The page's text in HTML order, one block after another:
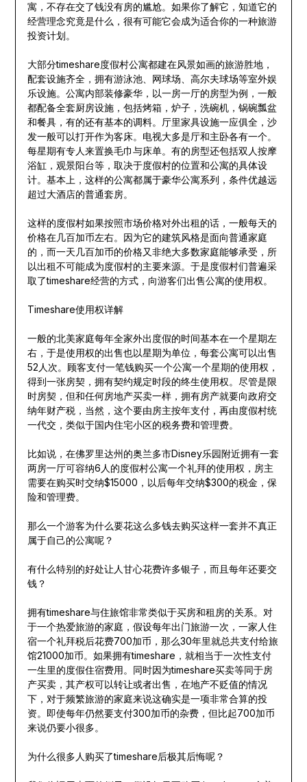
寓，不存在交了钱没有房的尴尬。如果你了解它，知道它的
经营理念究竟是什么，很有可能它会成为适合你的一种旅游
投资计划。
大部分timeshare度假村公寓都建在风景如画的旅游胜地，
配套设施齐全，拥有游泳池、网球场、高尔夫球场等室外娱
乐设施。公寓内部装修豪华，以一房一厅的房型为例，一般
都配备全套厨房设施，包括烤箱，炉子，洗碗机，锅碗瓢盆
和餐具，有的还有基本的调料。厅里家具设施一应俱全，沙
发一般可以打开作为客床。电视大多是厅和主卧各有一个。
每星期有专人来置换毛巾与床单。有的房型还包括双人按摩
浴缸，观景阳台等，取决于度假村的位置和公寓的具体设
计。基本上，这样的公寓都属于豪华公寓系列，条件优越远
超过大酒店的普通套房。
这样的度假村如果按照市场价格对外出租的话，一般每天的
价格在几百加币左右。因为它的建筑风格是面向普通家庭
的，而一天几百加币的价格又非绝大多数家庭能够承受，所
以出租不可能成为度假村的主要来源。于是度假村们普遍采
取了timeshare经营的方式，向游客们出售公寓的使用权。
Timeshare使用权详解
一般的北美家庭每年全家外出度假的时间基本在一个星期左
右，于是使用权的出售也以星期为单位，每套公寓可以出售
52人次。顾客支付一笔钱购买一个公寓一个星期的使用权，
得到一张房契，拥有契约规定时段的终生使用权。尽管是限
时房契，但和任何房地产买卖一样，拥有房产就要向政府交
纳年财产税，当然，这个要由房主按年支付，再由度假村统
一代交，类似于国内住宅小区的税务费和管理费。
比如说，在佛罗里达州的奥兰多市Disney乐园附近拥有一套
两房一厅可容纳6人的度假村公寓一个礼拜的使用权，房主
需要在购买时交纳$15000，以后每年交纳$300的税金，保
险和管理费。
那么一个游客为什么要花这么多钱去购买这样一套并不真正
属于自己的公寓呢？
有什么特别的好处让人甘心花费许多银子，而且每年还要交
钱？
拥有timeshare与住旅馆非常类似于买房和租房的关系。对
于一个热爱旅游的家庭，假设每年出门旅游一次，一家人住
宿一个礼拜税后花费700加币，那么30年里就总共支付给旅
馆21000加币。如果拥有timeshare，就相当于一次性支付
一生里的度假住宿费用。同时因为timeshare买卖等同于房
产买卖，其产权可以转让或者出售，在地产不贬值的情况
下，对于频繁旅游的家庭来说这确实是一项非常合算的投
资。即使每年仍然要支付300加币的杂费，但比起700加币
来说仍要小很多。
为什么很多人购买了timeshare后极其后悔呢？